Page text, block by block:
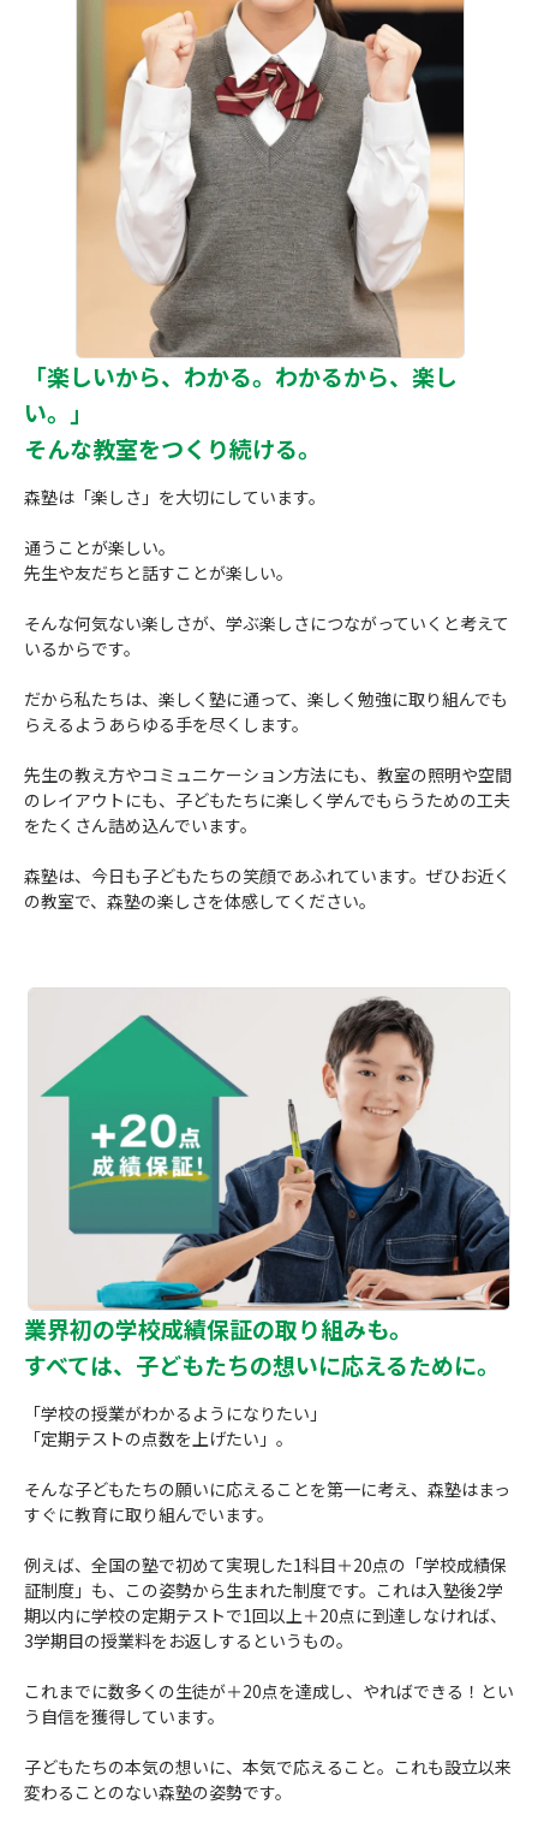
「楽しいから、わかる。わかるから、楽し
い。」
そんな教室をつくり続ける。
森塾は「楽しさ」を大切にしています。
通うことが楽しい。
先生や友だちと話すことが楽しい。
そんな何気ない楽しさが、学ぶ楽しさにつながっていくと考えて
いるからです。
だから私たちは、楽しく塾に通って、楽しく勉強に取り組んでも
らえるようあらゆる手を尽くします。
先生の教え方やコミュニケーション方法にも、教室の照明や空間
のレイアウトにも、子どもたちに楽しく学んでもらうための工夫
をたくさん詰め込んでいます。
森塾は、今日も子どもたちの笑顔であふれています。ぜひお近く
の教室で、森塾の楽しさを体感してください。
業界初の学校成績保証の取り組みも。
すべては、子どもたちの想いに応えるために。
「学校の授業がわかるようになりたい」
「定期テストの点数を上げたい」。
そんな子どもたちの願いに応えることを第一に考え、森塾はまっ
すぐに教育に取り組んでいます。
例えば、全国の塾で初めて実現した1科目＋20点の「学校成績保
証制度」も、この姿勢から生まれた制度です。これは入塾後2学
期以内に学校の定期テストで1回以上＋20点に到達しなければ、
3学期目の授業料をお返しするというもの。
これまでに数多くの生徒が＋20点を達成し、やればできる！とい
う自信を獲得しています。
子どもたちの本気の想いに、本気で応えること。これも設立以来
変わることのない森塾の姿勢です。